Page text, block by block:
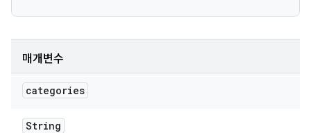
매개변수
categories
String